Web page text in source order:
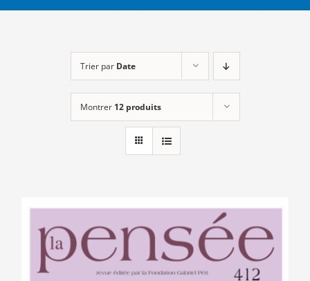
Les événements
Trier par Date
Montrer 12 produits